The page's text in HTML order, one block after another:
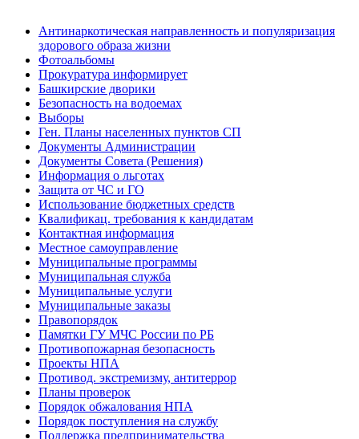
Антинаркотическая направленность и популяризация
здорового образа жизни
Фотоальбомы
Прокуратура информирует
Башкирские дворики
Безопасность на водоемах
Выборы
Ген. Планы населенных пунктов СП
Документы Администрации
Документы Совета (Решения)
Информация о льготах
Защита от ЧС и ГО
Использование бюджетных средств
Квалификац. требования к кандидатам
Контактная информация
Местное самоуправление
Муниципальные программы
Муниципальная служба
Муниципальные услуги
Муниципальные заказы
Правопорядок
Памятки ГУ МЧС России по РБ
Противопожарная безопасность
Проекты НПА
Противод. экстремизму, антитеррор
Планы проверок
Порядок обжалования НПА
Порядок поступления на службу
Поддержка предпринимательства